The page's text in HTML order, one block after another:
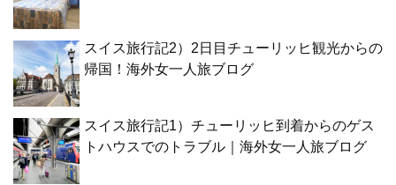
スイス旅行記2）2日目チューリッヒ観光からの
帰国！海外女一人旅ブログ
スイス旅行記1）チューリッヒ到着からのゲス
トハウスでのトラブル｜海外女一人旅ブログ